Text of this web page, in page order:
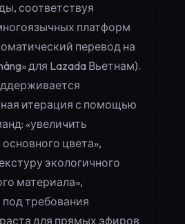
соответствуя
платформ
перевод на
для Lazada Вьетнам).
итерация с помощью
«увеличить
цвета»,
экологичного
материала»,
требования
для прямых эфиров